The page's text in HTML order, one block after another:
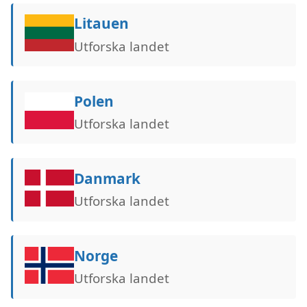
Litauen
Utforska landet
Polen
Utforska landet
Danmark
Utforska landet
Norge
Utforska landet